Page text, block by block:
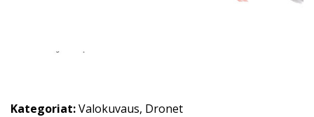
Kategoriat:Valokuvaus, Dronet